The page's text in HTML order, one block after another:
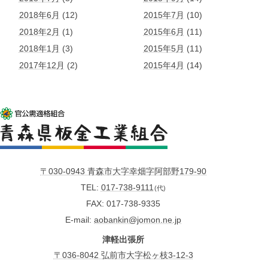
2018年6月 (12)
2018年2月 (1)
2018年1月 (3)
2017年12月 (2)
2015年7月 (10)
2015年6月 (11)
2015年5月 (11)
2015年4月 (14)
〒030-0943 青森市大字幸畑字阿部野179-90
TEL 017-738-9111(代)
FAX 017-738-9335
E-mail aobankin@jomon.ne.jp
津軽出張所
〒036-8042 弘前市大字松ヶ枝3-12-3